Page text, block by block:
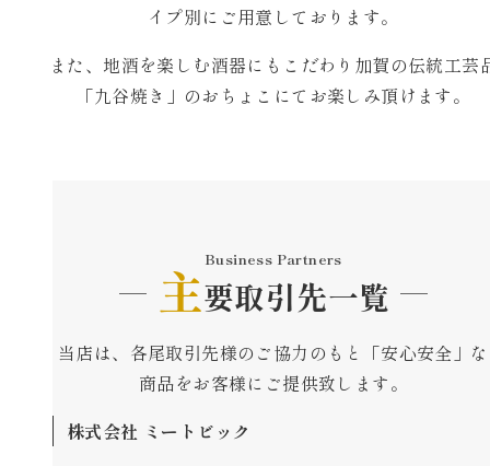
イプ別にご用意しております。
また、地酒を楽しむ酒器にもこだわり加賀の伝統工芸
「九谷焼き」のおちょこにてお楽しみ頂けます。
Business Partners
主要取引先一覧
当店は、各尾取引先様のご協力のもと「安心安全」な
商品をお客様にご提供致します。
株式会社 ミートビック